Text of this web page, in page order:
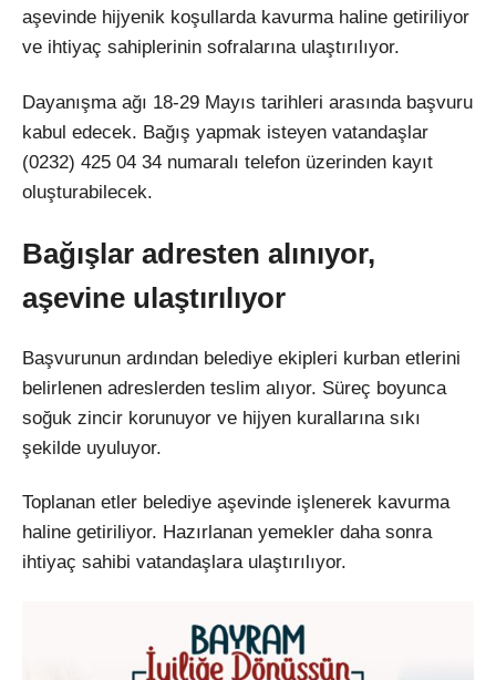
aşevinde hijyenik koşullarda kavurma haline getiriliyor
ve ihtiyaç sahiplerinin sofralarına ulaştırılıyor.
Dayanışma ağı 18-29 Mayıs tarihleri arasında başvuru
kabul edecek. Bağış yapmak isteyen vatandaşlar
(0232) 425 04 34 numaralı telefon üzerinden kayıt
oluşturabilecek.
Bağışlar adresten alınıyor,
aşevine ulaştırılıyor
Başvurunun ardından belediye ekipleri kurban etlerini
belirlenen adreslerden teslim alıyor. Süreç boyunca
soğuk zincir korunuyor ve hijyen kurallarına sıkı
şekilde uyuluyor.
Toplanan etler belediye aşevinde işlenerek kavurma
haline getiriliyor. Hazırlanan yemekler daha sonra
ihtiyaç sahibi vatandaşlara ulaştırılıyor.